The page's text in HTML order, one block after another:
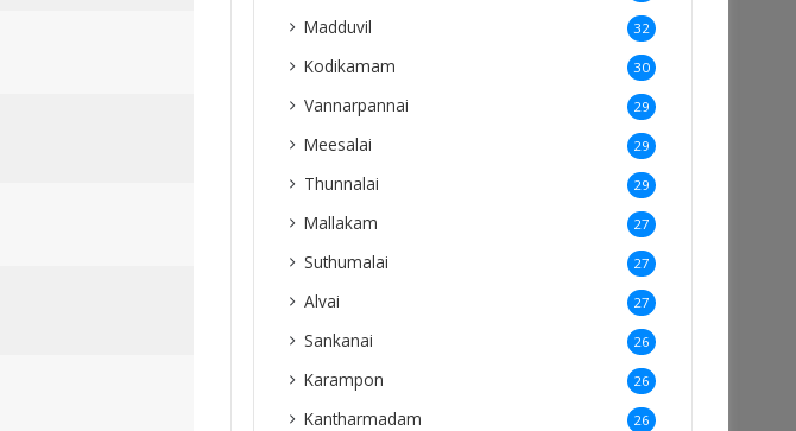
Madduvil 32
Kodikamam 30
Vannarpannai 29
Meesalai 29
Thunnalai 29
Mallakam 27
Suthumalai 27
Alvai 27
Sankanai 26
Karampon 26
Kantharmadam 26